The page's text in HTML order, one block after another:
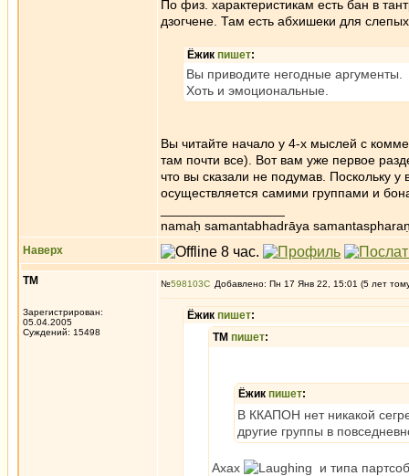
По физ. характеристикам есть бан в
дзогчене. Там есть абхишеки для
Ёжик пишет:
Вы приводите негодные аргументы.
Хоть и эмоциональные.
Вы читайте начало у 4-х мыслей с
там почти все). Вот вам уже первое
что вы сказали не подумав. Поскольку у
осуществляется самими группами и
namaḥ samantabhadrāya
Наверх
ТМ
Зарегистрирован:
05.04.2005
Суждений: 15498
№598103 Добавлено: Пн 17 Янв 22, 15:01 (5 лет
Ёжик пишет:
ТМ пишет:
Ёжик пишет:
В ККАПОН нет никакой
другие группы в
Ахах
и типа